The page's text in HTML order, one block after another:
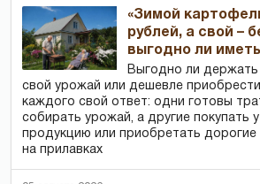
«Зимой
рублей, а свой –
выгодно ли
Выгодно ли держать
свой урожай или дешевле
каждого свой ответ: одни готовы
собирать урожай, а другие покупать
продукцию или приобретать
на прилавках